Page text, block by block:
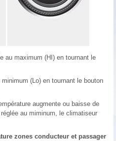
au maximum (HI) en tournant le
(Lo) en tournant le bouton
augmente ou baisse de
au miminum, le climatiseur
zones conducteur et passager